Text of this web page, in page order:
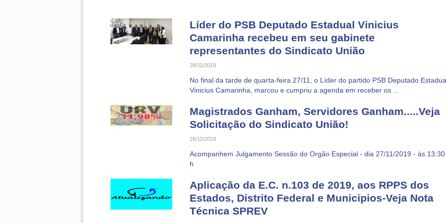
Líder do PSB Deputado Estadual Vinicius
Camarinha recebeu em seu gabinete
representantes do Sindicato União
28/11/2019
No final da tarde de quarta-feira 27/11, o Líder do partido PSB Deputado
Vinicius Camarinha, marcou e cumpriu a agenda em receber os ...
Magistrados Ganham, Servidores Ganham.....Veja
Solicitação do Sindicato União!
26/11/2019
Acompanhem Julgamento Sessão do Orgão Especial - dia 27/11/2019 - às 13:30
h
Aplicação da E.C. n.103 de 2019, aos RPPS dos
Estados, Distrito Federal e Municipios-Veja Nota
Técnica SPREV